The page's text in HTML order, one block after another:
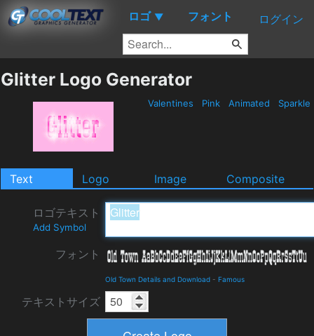
ロゴ ▼ フォント ログイン
Glitter Logo Generator
Valentines Pink Animated Sparkle
Text Logo Image Composite
ロゴテキスト
Add Symbol
フォント
Old Town Details and Download - Famous
テキストサイズ